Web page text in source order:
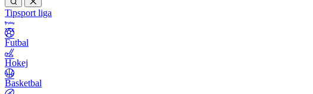
Tipsport liga
Futbal
Hokej
Basketbal